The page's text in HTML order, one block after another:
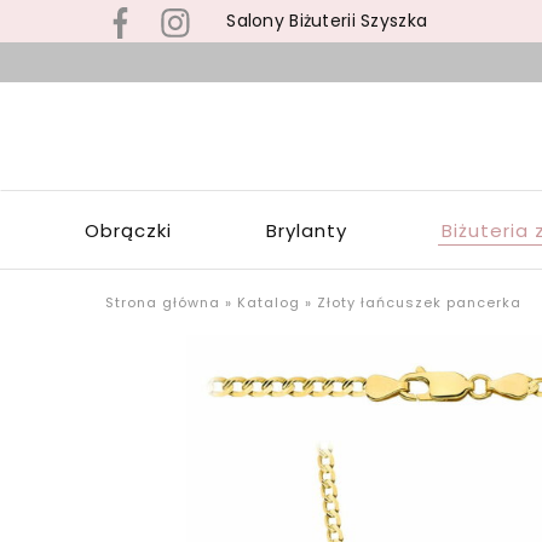
Salony Biżuterii Szyszka
Obrączki Brylanty Biżuteria
Strona główna » Katalog » Złoty łańcuszek pancerka